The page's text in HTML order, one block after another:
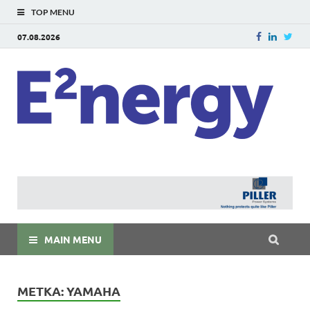
TOP MENU
07.08.2026
MAIN MENU
МЕТКА:YAMAHA